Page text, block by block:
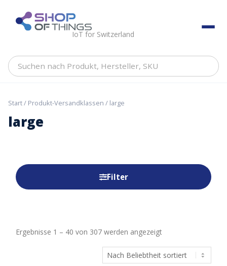
content ShopOfThings
IoT for Switzerland
Suchen
Hersteller,
Start/ Produkt-Versandklassen / large
large
Filter
Ergebnisse 1 – 40 von 307 werden angezeigtNach
Beliebtheit
sortiert